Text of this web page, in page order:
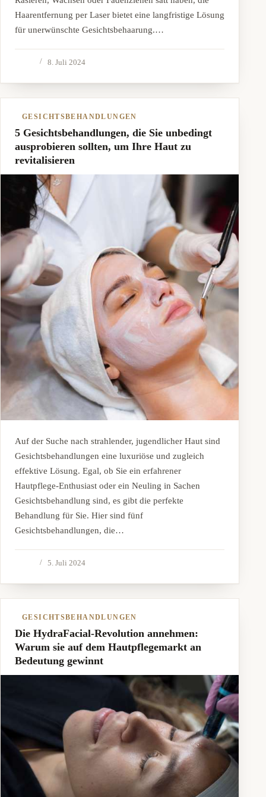
Haarentfernung per Laser bietet eine langfristige Lösung
für unerwünschte Gesichtsbehaarung.…
8. Juli 2024
GESICHTSBEHANDLUNGEN
5 Gesichtsbehandlungen, die Sie unbedingt
ausprobieren sollten, um Ihre Haut zu
revitalisieren
Auf der Suche nach strahlender, jugendlicher Haut sind
Gesichtsbehandlungen eine luxuriöse und zugleich
effektive Lösung. Egal, ob Sie ein erfahrener
Hautpflege-Enthusiast oder ein Neuling in Sachen
Gesichtsbehandlung sind, es gibt die perfekte
Behandlung für Sie. Hier sind fünf
Gesichtsbehandlungen, die…
5. Juli 2024
GESICHTSBEHANDLUNGEN
Die HydraFacial-Revolution annehmen:
Warum sie auf dem Hautpflegemarkt an
Bedeutung gewinnt